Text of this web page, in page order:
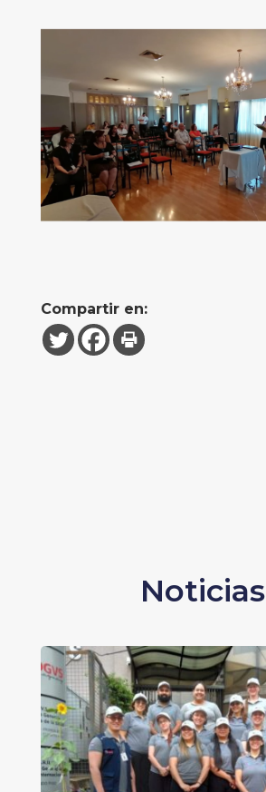
Compartir en:
Noticias